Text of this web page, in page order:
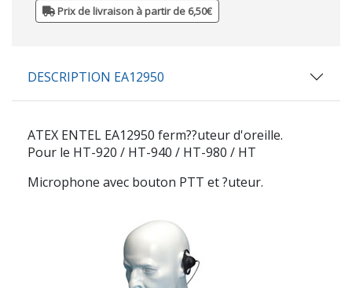
Prix de livraison à partir de 6,50€
DESCRIPTION EA12950
ATEX ENTEL EA12950 ferm??uteur d'oreille.
Pour le HT-920 / HT-940 / HT-980 / HT
Microphone avec bouton PTT et ?uteur.